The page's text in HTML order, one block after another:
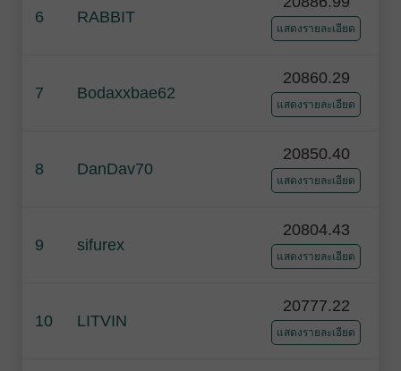
6 RABBIT
แสดงรายละเอียด
7 Bodaxxbae62
20860.29
แสดงรายละเอียด
8 DanDav70
20850.40
แสดงรายละเอียด
9 sifurex
20804.43
แสดงรายละเอียด
10 LITVIN
20777.22
แสดงรายละเอียด